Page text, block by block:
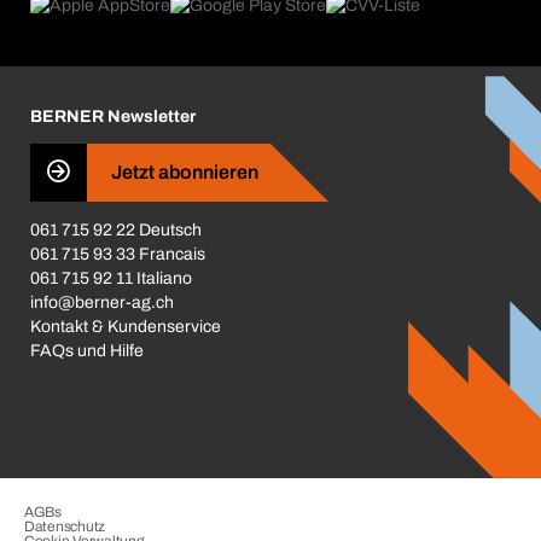
Was uns antreibt
Business Conduct
BERNER Newsletter
Jetzt abonnieren
061 715 92 22 Deutsch
061 715 93 33 Francais
061 715 92 11 Italiano
info@berner-ag.ch
Kontakt & Kundenservice
FAQs und Hilfe
AGBs
Datenschutz